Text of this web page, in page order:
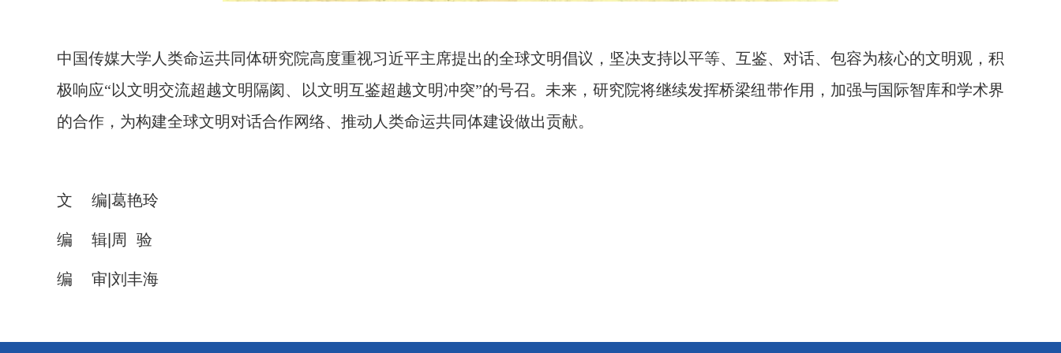
中国传媒大学人类命运共同体研究院高度重视习近平主席提出的全球文明倡议，坚决支持以平等、互鉴、对话、包容为核心的文明观，积
极响应“以文明交流超越文明隔阂、以文明互鉴超越文明冲突”的号召。未来，研究院将继续发挥桥梁纽带作用，加强与国际智库和学术界
的合作，为构建全球文明对话合作网络、推动人类命运共同体建设做出贡献。
文 编|葛艳玲
编 辑|周 验
编 审|刘丰海